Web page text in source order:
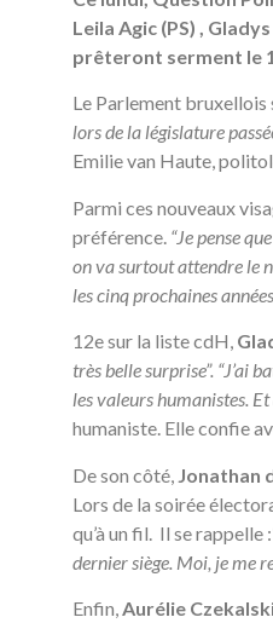
Leila Agic (PS) ,
prêteront serment le
Le Parlement
lors de la législature
Emilie van Haute,
Parmi ces nouveaux
préférence. “Je pense
on va surtout attendre le
les cinq prochaines
12e sur la liste cdH,
très belle surprise”. “J’ai
les valeurs humanistes.
humaniste. Elle confie
De son côté, Jonathan
Lors de la soirée
qu’à un fil. Il se rappelle :
dernier siège. Moi, je me
Enfin,Aurélie